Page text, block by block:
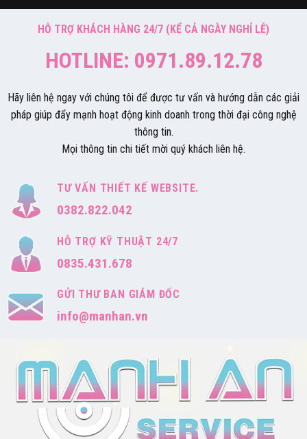
HỖ TRỢ KHÁCH HÀNG 24/7 (KỂ CẢ NGÀY NGHỈ LỄ)
HOTLINE: 0971.89.12.78
Hãy liên hệ ngay với chúng tôi để được tư vấn và hướng dẫn các giải
pháp giúp đẩy mạnh hoạt động kinh doanh trong thời đại công nghệ
thông tin.
Mọi thông tin chi tiết mời quý khách liên hệ.
TƯ VẤN THIẾT KẾ WEBSITE.
0382.822.042
HỖ TRỢ KỸ THUẬT 24/7
0835.431.678
GỬI THƯ BAN GIÁM ĐỐC
info@manhan.vn